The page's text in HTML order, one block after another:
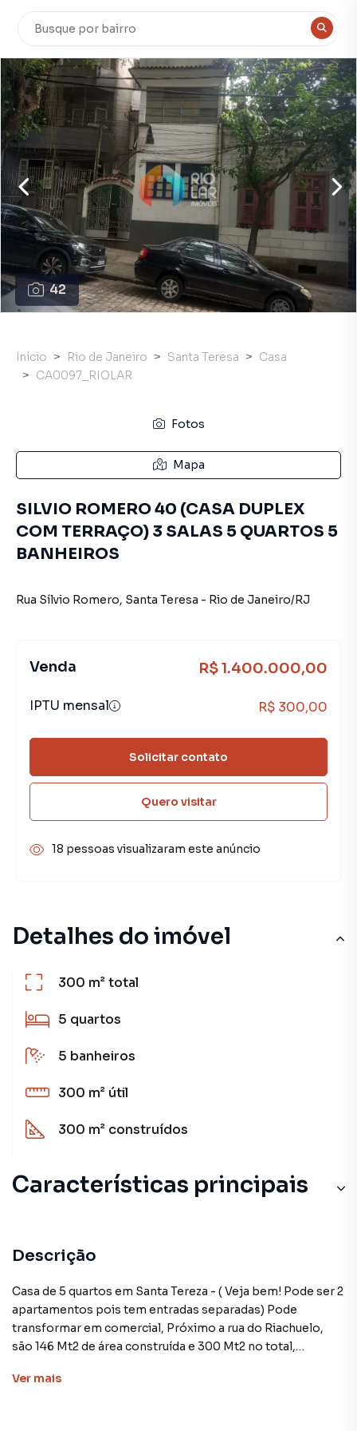
42
Detalhes do imóvel
300 m²total
5 quartos
5 banheiros
300 m² útil
300 m² construídos
Características principais
Descrição
Casa de 5 quartos em Santa Tereza - ( Veja bem! Pode ser 2
apartamentos pois tem entradas separadas) Pode
transformar em comercial, Próximo a rua do Riachuelo,
são 146 Mt2 de área construída e 300 Mt2 no total,
estratégica, próximo aos largo da lapa.
Ver mais
Início Rio de Janeiro Santa Teresa
Casa
CA0097_RIOLAR
Fotos
Mapa
SILVIO ROMERO 40 (CASA DUPLEX
COM TERRAÇO) 3 SALAS 5 QUARTOS 5
BANHEIROS
Rua Sílvio Romero, Santa Teresa - Rio de Janeiro/RJ
Venda R$ 1.400.000,00
IPTU mensal R$ 300,00
Solicitar contato
Quero visitar
18 pessoas visualizaram este anúncio